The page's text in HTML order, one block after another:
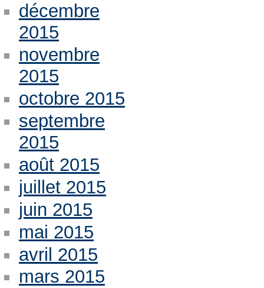
décembre
2015
novembre
2015
octobre 2015
septembre
2015
août 2015
juillet 2015
juin 2015
mai 2015
avril 2015
mars 2015